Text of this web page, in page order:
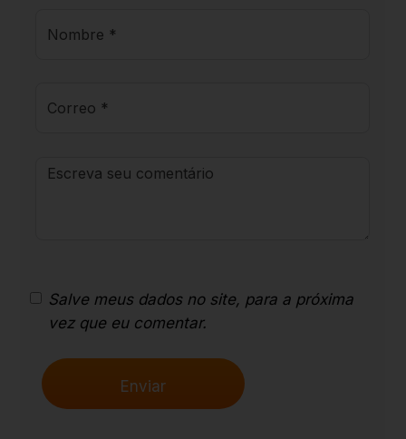
Salve meus dados no site, para a próxima
vez que eu comentar.